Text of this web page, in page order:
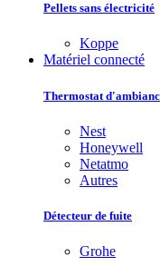
Pellets sans électricité
Koppe
Matériel connecté
Thermostat
Nest
Honeywell
Netatmo
Autres
Détecteur de fuite
Grohe